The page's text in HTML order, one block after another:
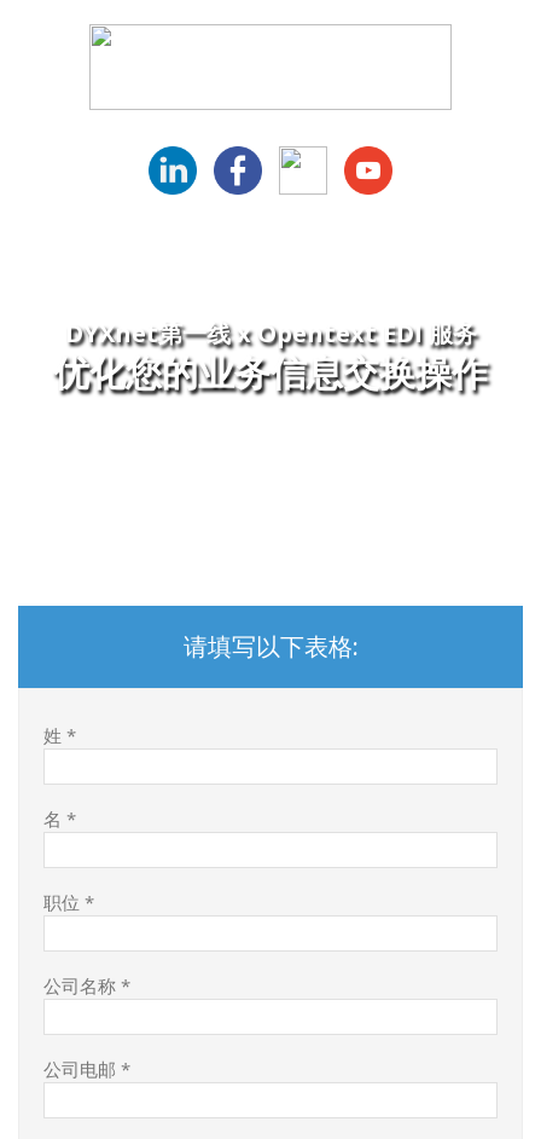
DYXnet第一线 x Opentext EDI 服务
优化您的业务信息交换操作
请填写以下表格:
姓 *
名 *
职位 *
公司名称 *
公司电邮 *